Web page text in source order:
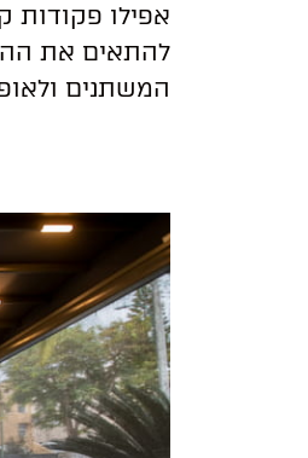
אפילו פקודות
להתאים את
המשתנים